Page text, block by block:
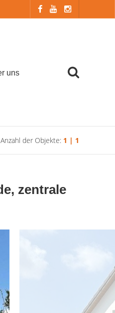
uns
Anzahl der Objekte: 1 | 1
zentrale